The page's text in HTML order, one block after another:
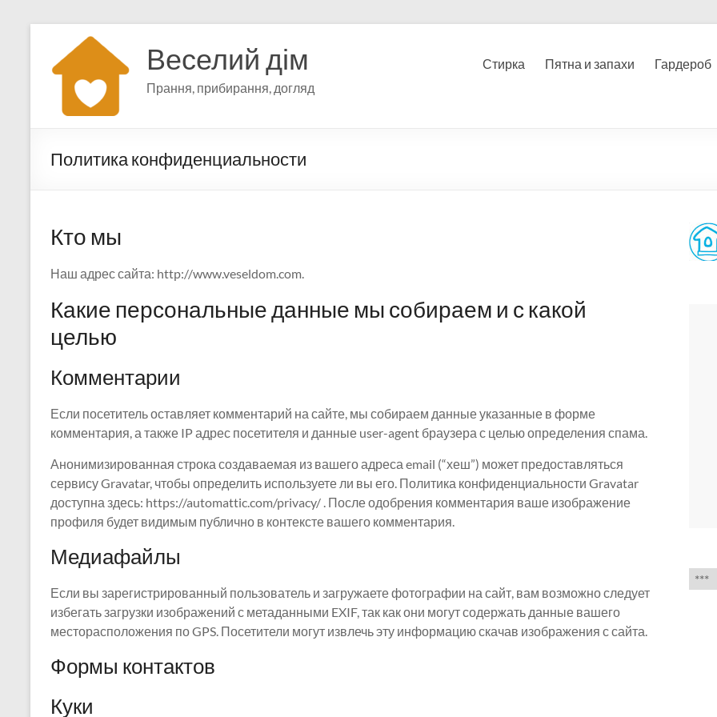
содержимому
Веселий дім
Прання, прибирання, догляд
Стирка Пятна и запахи Гардероб
Политика конфиденциальности
Кто мы
Наш адрес сайта: http://www.veseldom.com.
Какие персональные данные мы собираем и с какой
целью
Комментарии
Если посетитель оставляет комментарий на сайте, мы собираем данные указанные в форме
комментария, а также IP адрес посетителя и данные user-agent браузера с целью определения спама.
Анонимизированная строка создаваемая из вашего адреса email (“хеш”) может предоставляться
сервису Gravatar, чтобы определить используете ли вы его. Политика конфиденциальности Gravatar
доступна здесь: https://automattic.com/privacy/ . После одобрения комментария ваше изображение
профиля будет видимым публично в контексте вашего комментария.
Медиафайлы
Если вы зарегистрированный пользователь и загружаете фотографии на сайт, вам возможно следует
избегать загрузки изображений с метаданными EXIF, так как они могут содержать данные вашего
месторасположения по GPS. Посетители могут извлечь эту информацию скачав изображения с сайта.
Формы контактов
Куки
язык